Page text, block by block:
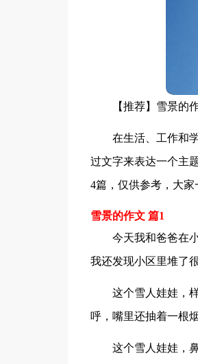
【推荐】雪景的
在生活、工作和
过文字来表达一个主
4篇，仅供参考，大家
雪景的作文 篇1
今天我和爸爸在
我还发现小区里堆了
这个雪人娃娃，
呼，嘴里还抽着一根
这个雪人娃娃，